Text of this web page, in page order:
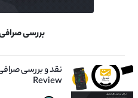
بررسی
Review